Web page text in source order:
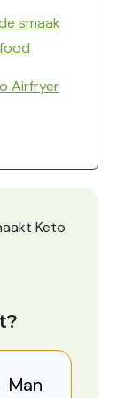
smaak
Airfryer
Keto
Man